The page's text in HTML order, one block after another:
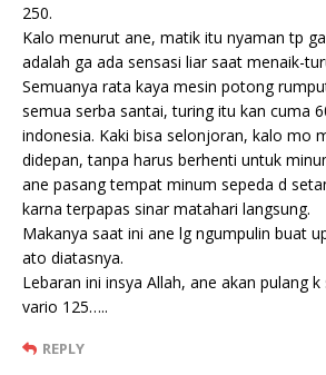
250.
Kalo menurut ane, matik itu nyaman tp
adalah ga ada sensasi liar saat menaik-
Semuanya rata kaya mesin potong
semua serba santai, turing itu kan cuma
indonesia. Kaki bisa selonjoran, kalo mo
didepan, tanpa harus berhenti untuk
ane pasang tempat minum sepeda d
karna terpapas sinar matahari langsung.
Makanya saat ini ane lg ngumpulin buat
ato diatasnya.
Lebaran ini insya Allah, ane akan pulang
vario 125…..
REPLY